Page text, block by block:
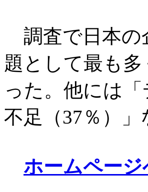
調査で日本の
題として最も
った。他には
不足（37％）
ホームページ